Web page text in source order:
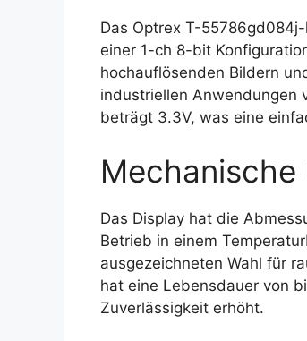
Das Optrex T-
einer 1-ch 8-bit
hochauflösenden Bildern
industriellen Anwendungen
beträgt 3.3V, was eine
Das Display hat die
Betrieb in einem
ausgezeichneten Wahl für
hat eine Lebensdauer von
Zuverlässigkeit erhöht.